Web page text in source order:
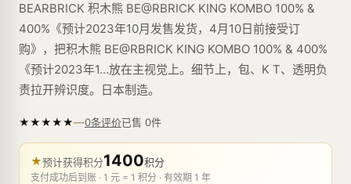
BEARBRICK 积木熊 BE@RBRICK KING KOMBO 100% &
400%《预计2023年10月发售发货，4月10日前接受订
购》，把积木熊 BE@RBRICK KING KOMBO 100% & 400%
《预计2023年1…放在主视觉上。细节上，包、K T、透明负
责拉开辨识度。日本制造。
★★★★★—0条评价已售 0件
★预计获得积分1400积分
支付成功后到账 · 1 元 = 1 积分 · 有效期 1 年